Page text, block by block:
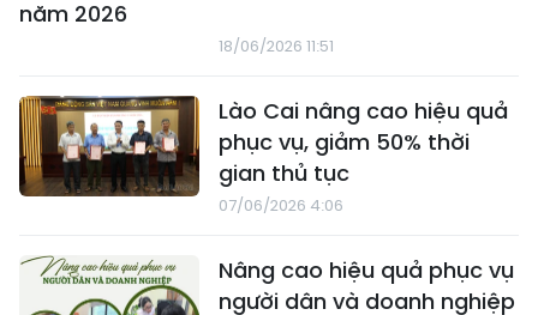
năm 2026
18/06/2026 11:51
Lào Cai nâng cao hiệu quả
phục vụ, giảm 50% thời
gian thủ tục
07/06/2026 4:06
Nâng cao hiệu quả phục vụ
người dân và doanh nghiệp